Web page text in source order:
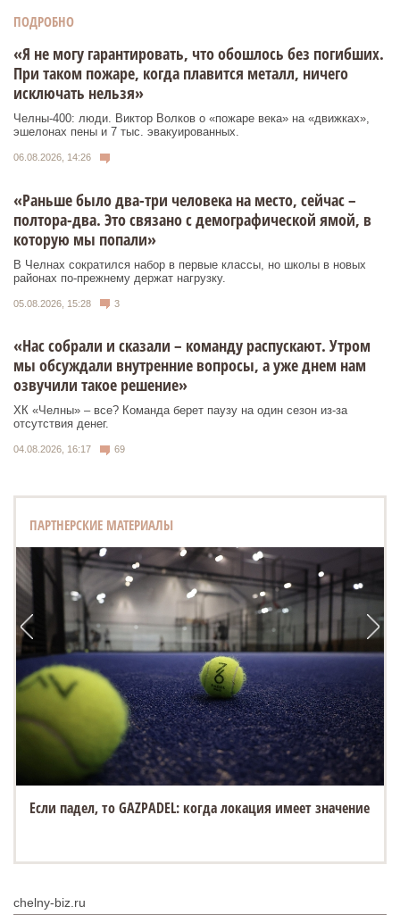
ПОДРОБНО
«Я не могу гарантировать, что обошлось без погибших.
При таком пожаре, когда плавится металл, ничего
исключать нельзя»
Челны-400: люди. Виктор Волков о «пожаре века» на «движках»,
эшелонах пены и 7 тыс. эвакуированных.
06.08.2026, 14:26
«Раньше было два-три человека на место, сейчас –
полтора-два. Это связано с демографической ямой, в
которую мы попали»
В Челнах сократился набор в первые классы, но школы в новых
районах по-прежнему держат нагрузку.
05.08.2026, 15:28 3
«Нас собрали и сказали – команду распускают. Утром
мы обсуждали внутренние вопросы, а уже днем нам
озвучили такое решение»
ХК «Челны» – все? Команда берет паузу на один сезон из-за
отсутствия денег.
04.08.2026, 16:17 69
ПАРТНЕРСКИЕ МАТЕРИАЛЫ
Если падел, то GAZPADEL: когда локация имеет значение
chelny-biz.ru